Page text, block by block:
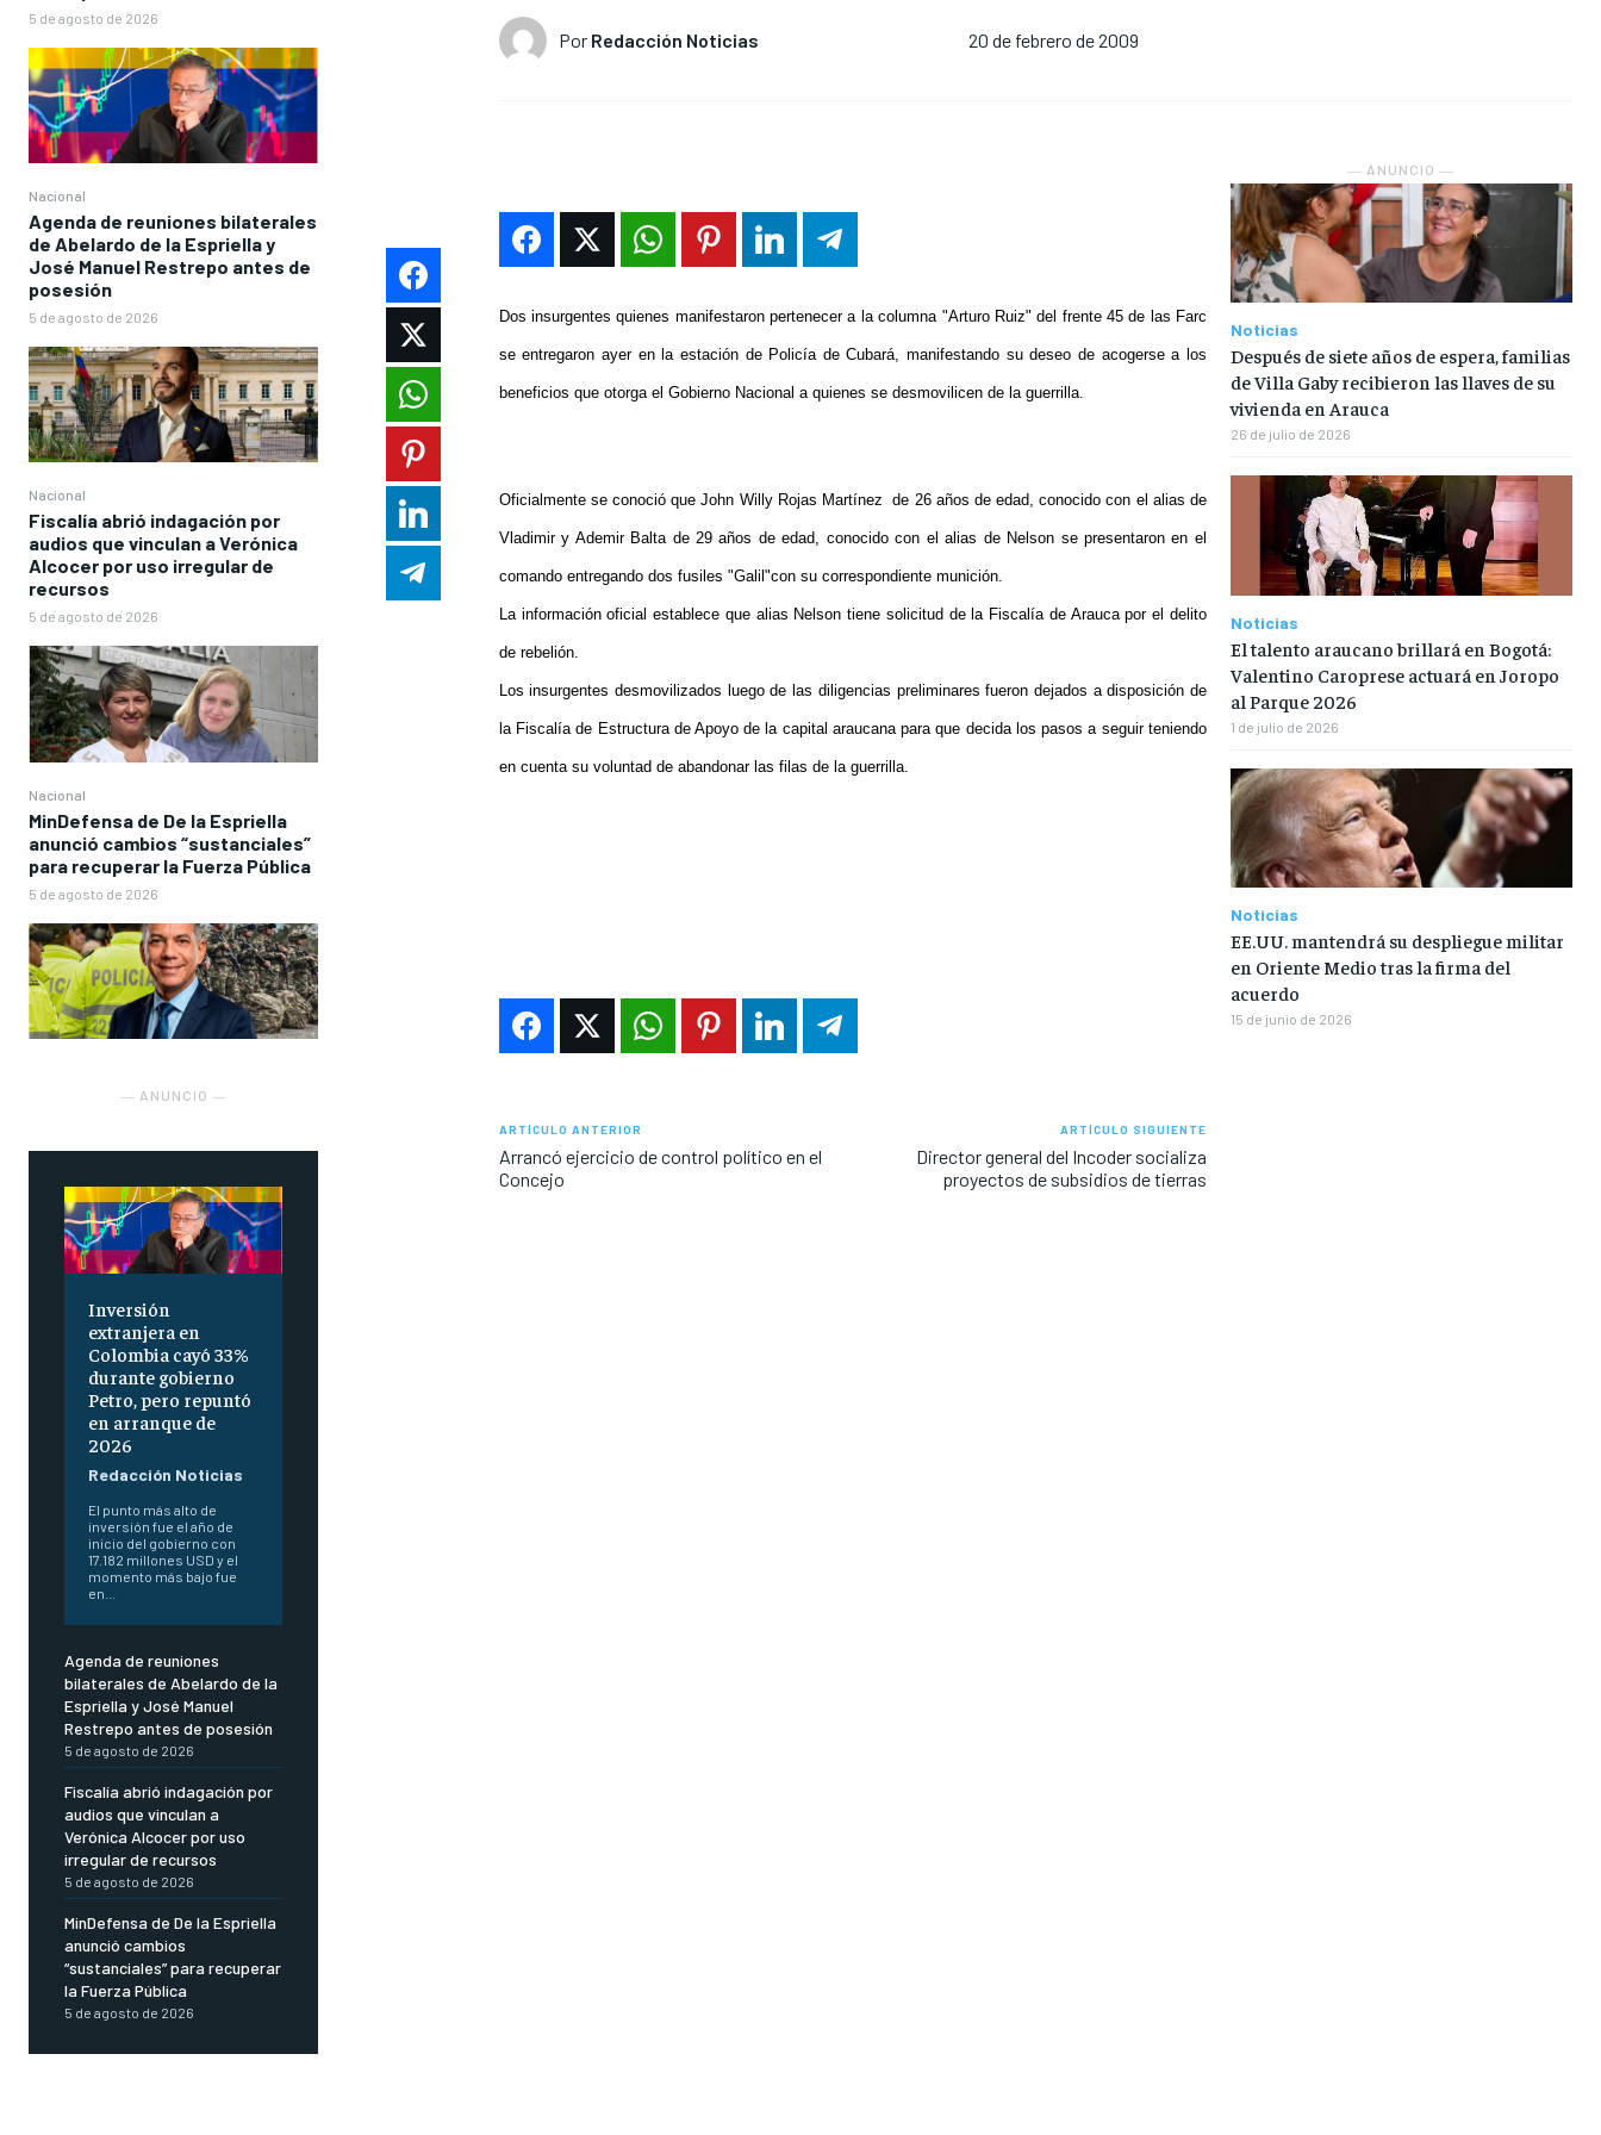
5 de agosto de 2026
Nacional
Agenda de reuniones bilaterales
de Abelardo de la Espriella y
José Manuel Restrepo antes de
posesión
5 de agosto de 2026
Nacional
Fiscalía abrió indagación por
audios que vinculan a Verónica
Alcocer por uso irregular de
recursos
5 de agosto de 2026
Nacional
MinDefensa de De la Espriella
anunció cambios “sustanciales”
para recuperar la Fuerza Pública
5 de agosto de 2026
― ANUNCIO ―
Inversión
extranjera en
Colombia cayó 33%
durante gobierno
Petro, pero repuntó
en arranque de
2026
Redacción Noticias
El punto más alto de
inversión fue el año de
inicio del gobierno con
17.182 millones USD y el
momento más bajo fue
en...
Agenda de reuniones
bilaterales de Abelardo de la
Espriella y José Manuel
Restrepo antes de posesión
5 de agosto de 2026
Fiscalía abrió indagación por
audios que vinculan a
Verónica Alcocer por uso
irregular de recursos
5 de agosto de 2026
MinDefensa de De la Espriella
anunció cambios
“sustanciales” para recuperar
la Fuerza Pública
5 de agosto de 2026
Por Redacción Noticias 20 de febrero de 2009
Dos insurgentes quienes manifestaron pertenecer a la columna "Arturo Ruiz" del frente 45 de las Farc
se entregaron ayer en la estación de Policía de Cubará, manifestando su deseo de acogerse a los
beneficios que otorga el Gobierno Nacional a quienes se desmovilicen de la guerrilla.
Oficialmente se conoció que John Willy Rojas Martínez de 26 años de edad, conocido con el alias de
Vladimir y Ademir Balta de 29 años de edad, conocido con el alias de Nelson se presentaron en el
comando entregando dos fusiles "Galil"con su correspondiente munición.
La información oficial establece que alias Nelson tiene solicitud de la Fiscalía de Arauca por el delito
de rebelión.
Los insurgentes desmovilizados luego de las diligencias preliminares fueron dejados a disposición de
la Fiscalía de Estructura de Apoyo de la capital araucana para que decida los pasos a seguir teniendo
en cuenta su voluntad de abandonar las filas de la guerrilla.
ARTÍCULO ANTERIOR
Arrancó ejercicio de control político en el
Concejo
ARTÍCULO SIGUIENTE
Director general del Incoder socializa
proyectos de subsidios de tierras
― ANUNCIO ―
Noticias
Después de siete años de espera, familias
de Villa Gaby recibieron las llaves de su
vivienda en Arauca
26 de julio de 2026
Noticias
El talento araucano brillará en Bogotá:
Valentino Caroprese actuará en Joropo
al Parque 2026
1 de julio de 2026
Noticias
EE.UU. mantendrá su despliegue militar
en Oriente Medio tras la firma del
acuerdo
15 de junio de 2026